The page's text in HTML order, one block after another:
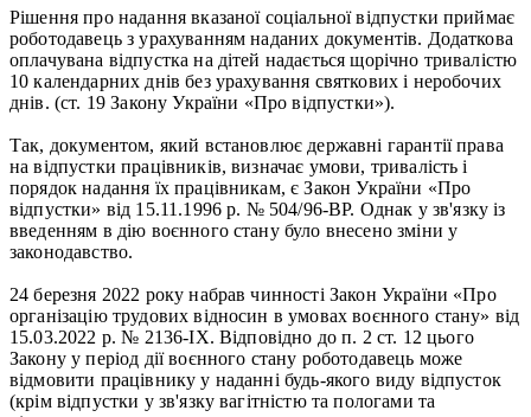
Рішення про надання вказаної соціальної відпустки приймає
роботодавець з урахуванням наданих документів. Додаткова
оплачувана відпустка на дітей надається щорічно тривалістю
10 календарних днів без урахування святкових і неробочих
днів. (ст. 19 Закону України «Про відпустки»).
Так, документом, який встановлює державні гарантії права
на відпустки працівників, визначає умови, тривалість і
порядок надання їх працівникам, є Закон України «Про
відпустки» від 15.11.1996 р. № 504/96-ВР. Однак у зв'язку із
введенням в дію воєнного стану було внесено зміни у
законодавство.
24 березня 2022 року набрав чинності Закон України «Про
організацію трудових відносин в умовах воєнного стану» від
15.03.2022 р. № 2136-ІХ. Відповідно до п. 2 ст. 12 цього
Закону у період дії воєнного стану роботодавець може
відмовити працівнику у наданні будь-якого виду відпусток
(крім відпустки у зв'язку вагітністю та пологами та